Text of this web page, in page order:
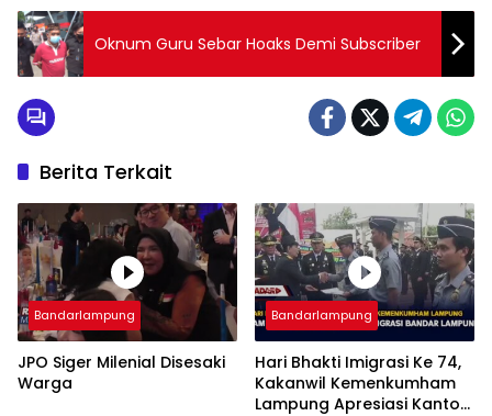
Oknum Guru Sebar Hoaks Demi Subscriber
Berita Terkait
Bandarlampung
JPO Siger Milenial Disesaki
Warga
Bandarlampung
Hari Bhakti Imigrasi Ke 74,
Kakanwil Kemenkumham
Lampung Apresiasi Kantor